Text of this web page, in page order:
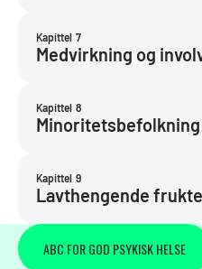
Kapittel 7
Medvirkning og
Kapittel 8
Minoritetsbefolkning
Kapittel 9
Lavthengende
ABC FOR GOD PSYKISK HELSE